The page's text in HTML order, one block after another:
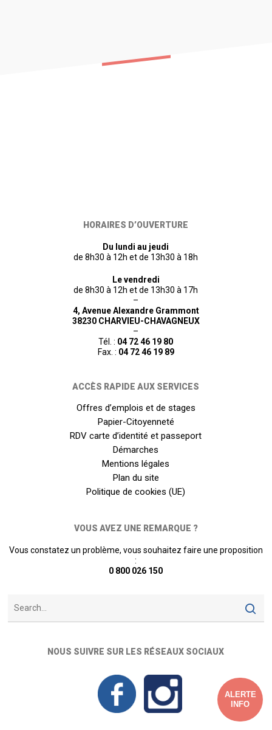
HORAIRES D’OUVERTURE
Du lundi au jeudi
de 8h30 à 12h et de 13h30 à 18h
Le vendredi
de 8h30 à 12h et de 13h30 à 17h
–
4, Avenue Alexandre Grammont
38230 CHARVIEU-CHAVAGNEUX
–
Tél. : 04 72 46 19 80
Fax. : 04 72 46 19 89
ACCÈS RAPIDE AUX SERVICES
Offres d’emplois et de stages
Papier-Citoyenneté
RDV carte d’identité et passeport
Démarches
Mentions légales
Plan du site
Politique de cookies (UE)
VOUS AVEZ UNE REMARQUE ?
Vous constatez un problème, vous souhaitez faire une proposition
:
0 800 026 150
NOUS SUIVRE SUR LES RÉSEAUX SOCIAUX
ALERTE
INFO